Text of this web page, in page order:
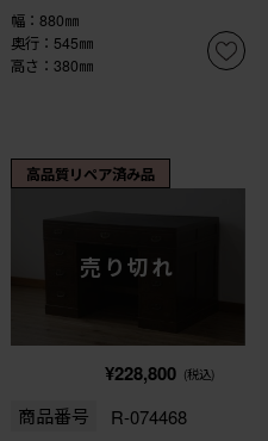
幅：880㎜
奥行：545㎜
高さ：380㎜
高品質リペア済み品
売り切れ
¥228,800 (税込)
商品番号 R-074468